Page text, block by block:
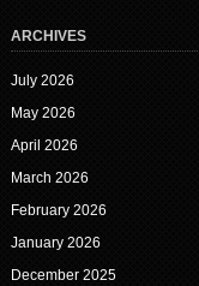
ARCHIVES
July 2026
May 2026
April 2026
March 2026
February 2026
January 2026
December 2025